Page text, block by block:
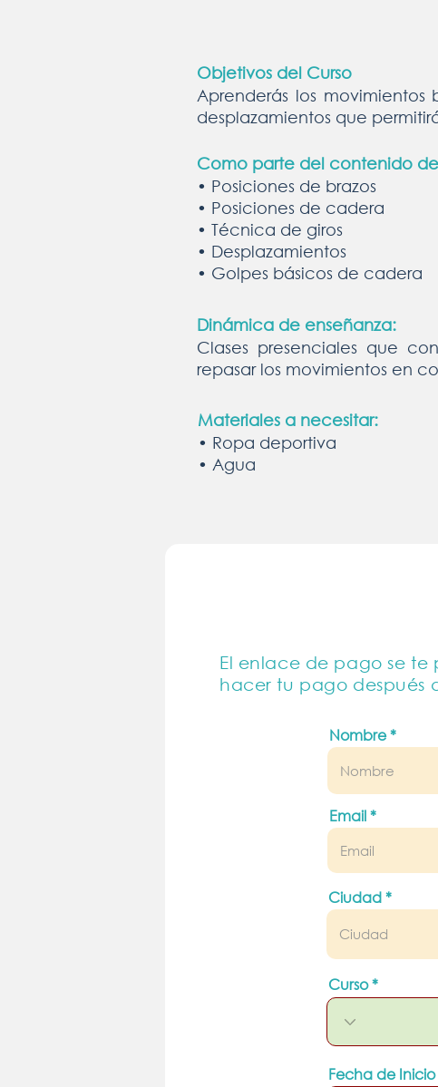
Objetivos del Curso
Aprenderás los
desplazamientos que
Como parte del contenido
• Posiciones de brazos
• Posiciones de cadera
• Técnica de giros
• Desplazamientos
• Golpes básicos de cadera
Dinámica de enseñanza:
Clases presenciales que
repasar los movimientos en
Materiales a necesitar:
• Ropa deportiva
• Agua
El enlace de pago se
hacer tu pago después
Nombre
Email
Ciudad
Curso
Fecha de Inicio